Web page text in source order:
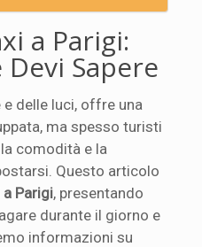
a Parigi:
Sapere
e delle luci, offre una
ma spesso turisti
comodità e la
Questo articolo
Parigi, presentando
durante il giorno e
informazioni su